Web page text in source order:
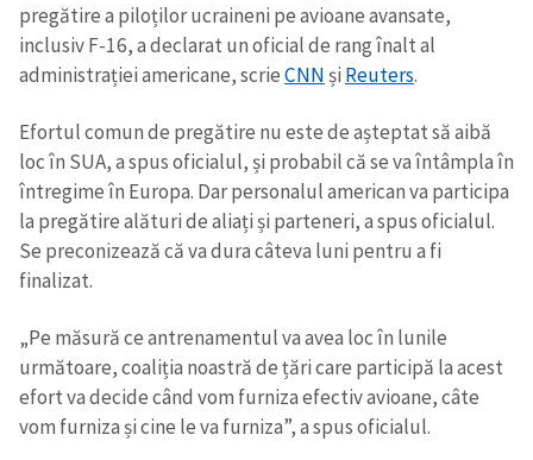
pregătire a piloților ucraineni pe avioane avansate,
inclusiv F-16, a declarat un oficial de rang înalt al
administrației americane, scrieCNNșiReuters.
Efortul comun de pregătire nu este de așteptat să aibă
loc în SUA, a spus oficialul, și probabil că se va întâmpla în
întregime în Europa. Dar personalul american va participa
la pregătire alături de aliați și parteneri, a spus oficialul.
Se preconizează că va dura câteva luni pentru a fi
finalizat.
„Pe măsură ce antrenamentul va avea loc în lunile
următoare, coaliția noastră de țări care participă la acest
efort va decide când vom furniza efectiv avioane, câte
vom furniza și cine le va furniza”, a spus oficialul.